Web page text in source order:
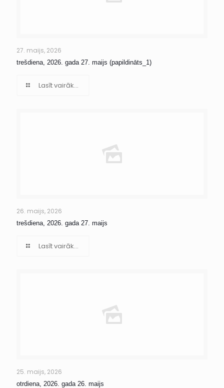
27. maijs, 2026
trešdiena, 2026. gada 27. maijs (papildināts_1)
Lasīt vairāk...
26. maijs, 2026
trešdiena, 2026. gada 27. maijs
Lasīt vairāk...
25. maijs, 2026
otrdiena, 2026. gada 26. maijs